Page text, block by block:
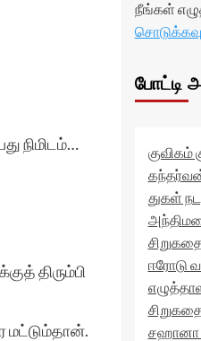
நிமிடம்…
திரும்பி
மட்டும்தான்.
நீங்கள்
போட்டி
குவிகம்
கந்தர்வன்
துகள்
ஈரோடு
சஹானா